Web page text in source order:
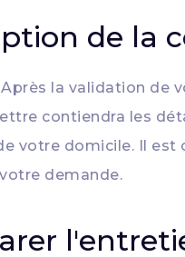
de la
Après la validation de
contiendra les
votre domicile. Il
demande.